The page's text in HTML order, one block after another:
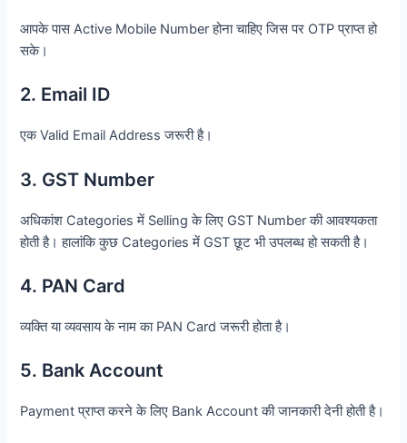
आपके पास Active Mobile Number होना चाहिए जिस पर OTP प्राप्त हो
सके।
2. Email ID
एक Valid Email Address जरूरी है।
3. GST Number
अधिकांश Categories में Selling के लिए GST Number की आवश्यकता
होती है। हालांकि कुछ Categories में GST छूट भी उपलब्ध हो सकती है।
4. PAN Card
व्यक्ति या व्यवसाय के नाम का PAN Card जरूरी होता है।
5. Bank Account
Payment प्राप्त करने के लिए Bank Account की जानकारी देनी होती है।